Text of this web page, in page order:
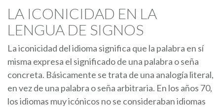
LA ICONICIDAD EN LA
LENGUA DE SIGNOS
La iconicidad del idioma significa que la palabra en sí
misma expresa el significado de una palabra o seña
concreta. Básicamente se trata de una analogía literal,
en vez de una palabra o seña arbitraria. En los años 70,
los idiomas muy icónicos no se consideraban idiomas